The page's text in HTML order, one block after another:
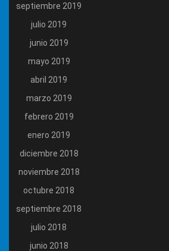
septiembre 2019
julio 2019
junio 2019
mayo 2019
abril 2019
marzo 2019
febrero 2019
enero 2019
diciembre 2018
noviembre 2018
octubre 2018
septiembre 2018
julio 2018
junio 2018